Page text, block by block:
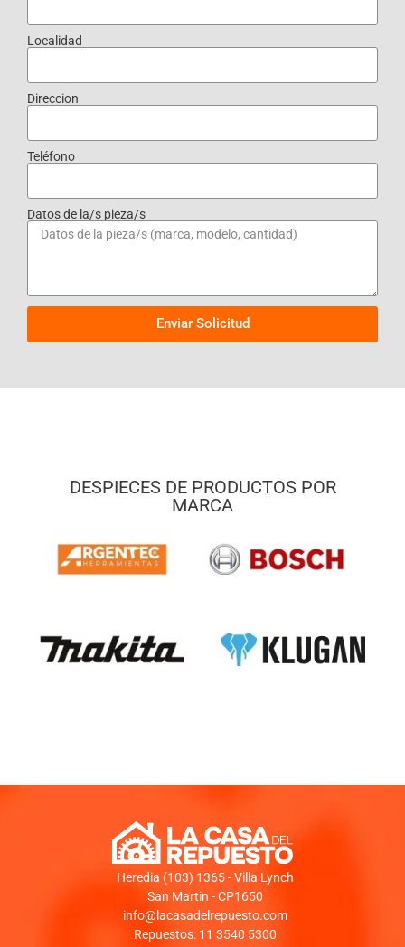
Localidad
Direccion
Teléfono
Datos de la/s pieza/s
Enviar Solicitud
DESPIECES DE PRODUCTOS POR
MARCA
Heredia (103) 1365 - Villa Lynch
San Martin - CP1650
info@lacasadelrepuesto.com
Repuestos: 11 3540 5300